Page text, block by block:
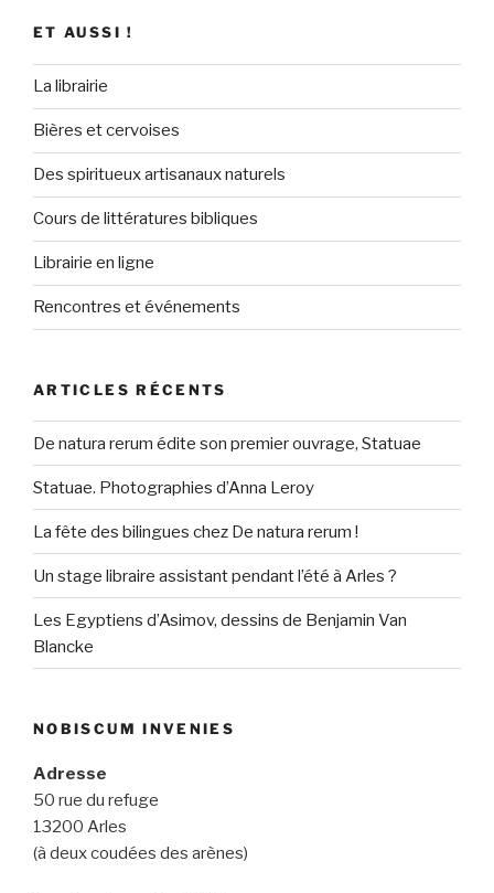
ET AUSSI !
La librairie
Bières et cervoises
Des spiritueux artisanaux naturels
Cours de littératures bibliques
Librairie en ligne
Rencontres et événements
ARTICLES RÉCENTS
De natura rerum édite son premier ouvrage, Statuae
Statuae. Photographies d’Anna Leroy
La fête des bilingues chez De natura rerum !
Un stage libraire assistant pendant l’été à Arles ?
Les Egyptiens d’Asimov, dessins de Benjamin Van
Blancke
NOBISCUM INVENIES
Adresse
50 rue du refuge
13200 Arles
(à deux coudées des arènes)